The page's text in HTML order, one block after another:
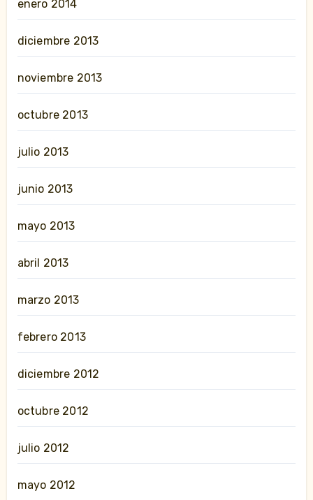
enero 2014
diciembre 2013
noviembre 2013
octubre 2013
julio 2013
junio 2013
mayo 2013
abril 2013
marzo 2013
febrero 2013
diciembre 2012
octubre 2012
julio 2012
mayo 2012